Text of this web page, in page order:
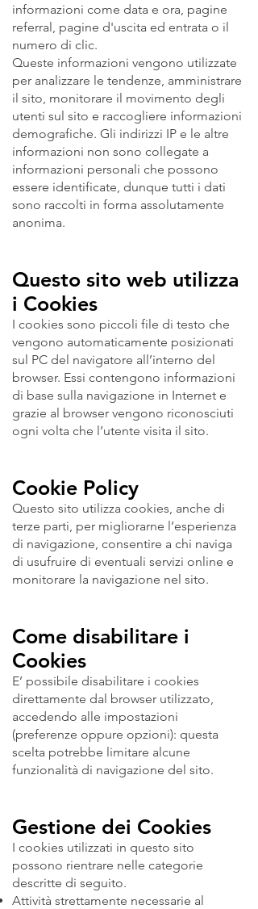
informazioni come data e ora, pagine
referral, pagine d'uscita ed entrata o il
numero di clic.
Queste informazioni vengono utilizzate
per analizzare le tendenze, amministrare
il sito, monitorare il movimento degli
utenti sul sito e raccogliere informazioni
demografiche. Gli indirizzi IP e le altre
informazioni non sono collegate a
informazioni personali che possono
essere identificate, dunque tutti i dati
sono raccolti in forma assolutamente
anonima.
Questo sito web utilizza
i Cookies
I cookies sono piccoli file di testo che
vengono automaticamente posizionati
sul PC del navigatore all’interno del
browser. Essi contengono informazioni
di base sulla navigazione in Internet e
grazie al browser vengono riconosciuti
ogni volta che l’utente visita il sito.
Cookie Policy
Questo sito utilizza cookies, anche di
terze parti, per migliorarne l’esperienza
di navigazione, consentire a chi naviga
di usufruire di eventuali servizi online e
monitorare la navigazione nel sito.
Come disabilitare i
Cookies
E’ possibile disabilitare i cookies
direttamente dal browser utilizzato,
accedendo alle impostazioni
(preferenze oppure opzioni): questa
scelta potrebbe limitare alcune
funzionalità di navigazione del sito.
Gestione dei Cookies
I cookies utilizzati in questo sito
possono rientrare nelle categorie
descritte di seguito.
Attività strettamente necessarie al